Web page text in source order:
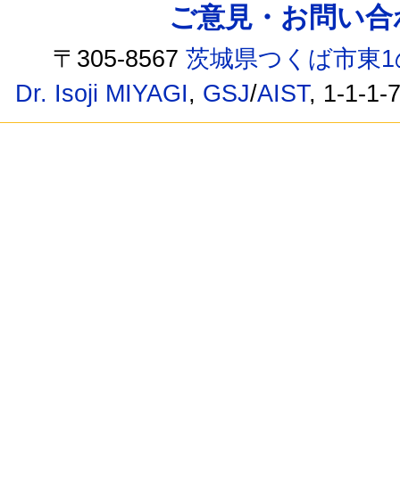
ご意見・お問い
〒305-8567茨城県つくば市東
Dr. Isoji MIYAGI, GSJ/AIST, 1-1-1-